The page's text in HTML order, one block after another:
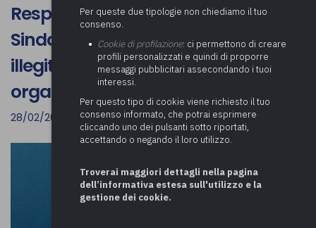
Responsabilità erariale per il
Sindaco in caso di revoca
illegittima di una posizione
organizzativa
28/02/2023
Per queste due tipologie non chiediamo il tuo
consenso.
Cookie di profilazione: ci permettono di creare
profili personalizzati e quindi di proporre
messaggi pubblicitari assecondando i tuoi
interessi.
Per questo tipo di cookie viene richiesto il tuo
consenso informato, che potrai esprimere
cliccando uno dei pulsanti sotto riportati,
accettando o negando il loro utilizzo.
Troverai maggiori dettagli nella pagina
dell’informativa estesa sull'utilizzo e la
gestione dei cookie.